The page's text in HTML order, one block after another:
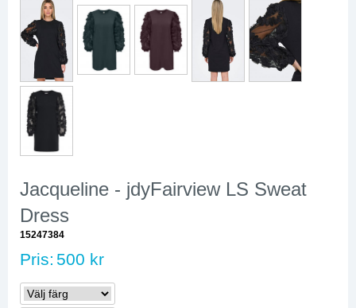
Jacqueline - jdyFairview LS Sweat
Dress
15247384
Pris: 500 kr